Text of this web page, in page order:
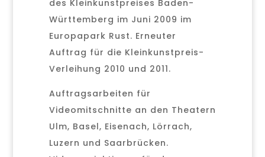
des Kleinkunstpreises Baden-
Württemberg im Juni 2009 im
Europapark Rust. Erneuter
Auftrag für die Kleinkunstpreis-
Verleihung 2010 und 2011.
Auftragsarbeiten für
Videomitschnitte an den Theatern
Ulm, Basel, Eisenach, Lörrach,
Luzern und Saarbrücken.